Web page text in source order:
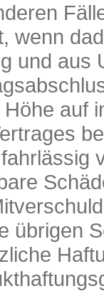
wenn
und aus
Höhe auf
übrigen